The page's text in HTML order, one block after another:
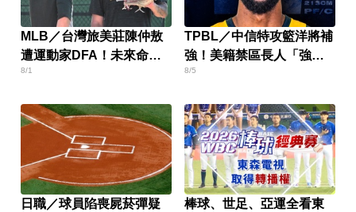
MLB／台灣旅美莊陳仲敖
遭運動家DFA！未來命運
曝光
8/1
TPBL／中信特攻籃洋將補
強！美籍禁區長人「強
斯」加盟
8/5
日職／球員陷喪屍菸彈疑
棒球、世足、亞運全看東